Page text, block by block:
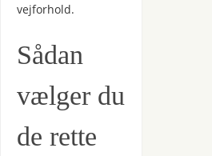
vejforhold.
Sådan
vælger du
de rette